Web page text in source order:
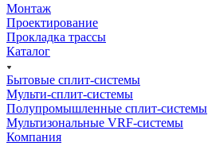
Монтаж
Проектирование
Прокладка трассы
Каталог
Бытовые сплит-системы
Мульти-сплит-системы
Полупромышленные сплит-системы
Мультизональные VRF-системы
Компания